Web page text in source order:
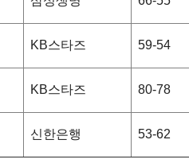
KB스타즈 59-54
KB스타즈 80-78
신한은행 53-62